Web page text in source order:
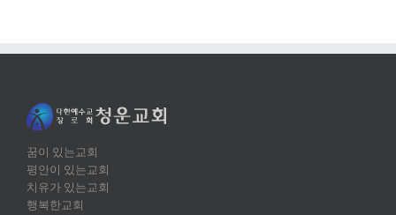
꿈이 있는교회
평안이 있는교회
치유가 있는교회
행복한교회